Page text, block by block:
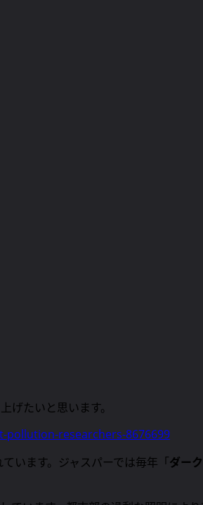
たいと思います。
researchers-8676699
います。ジャスパーでは毎年「ダー